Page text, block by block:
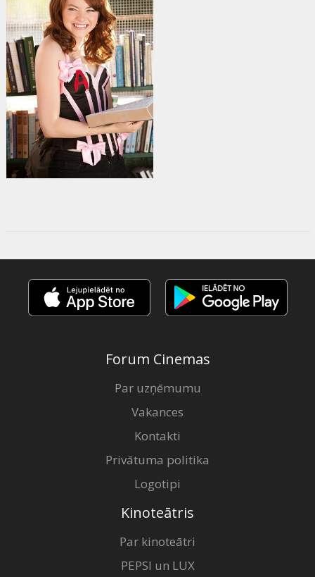
Forum Cinemas
Par uzņēmumu
Vakances
Kontakti
Privātuma politika
Logotipi
Kinoteātris
Par kinoteātri
PEPSI un LUX